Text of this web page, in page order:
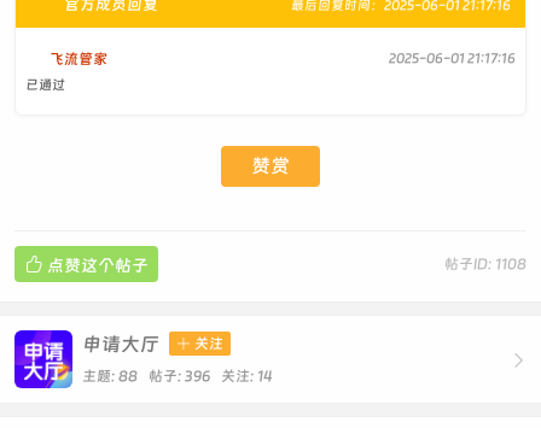
最后回复时间：2025-06-01 21:17:16
官方成员回复
飞流管家
2025-06-01 21:17:16
已通过
赞赏
帖子ID: 1108
 点赞这个帖子

申请大厅  关注
主题: 88 帖子: 396 关注: 14